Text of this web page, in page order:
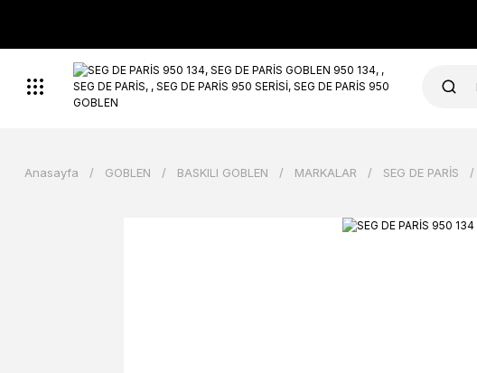
Anasayfa GOBLEN BASKILI GOBLEN MARKALAR SEG DE PARİS